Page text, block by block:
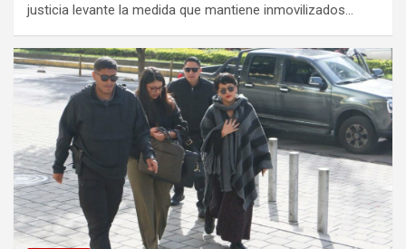
justicia levante la medida que mantiene inmovilizados…